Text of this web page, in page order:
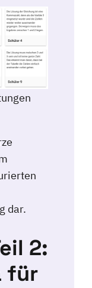
dar.
2:
für